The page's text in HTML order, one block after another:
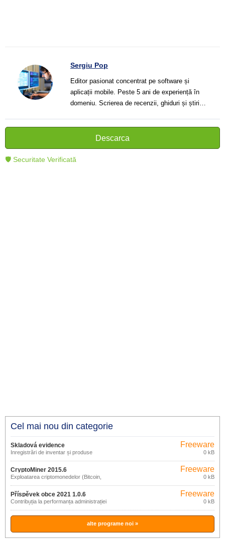
Sergiu Pop
Editor pasionat concentrat pe software și
aplicații mobile. Peste 5 ani de experiență în
domeniu. Scrierea de recenzii, ghiduri și știri.
cititorii să înțeleagă și să folosească mai bine
tehnologia modernă.
Descarca
🛡 Securitate Verificată
Cel mai nou din categorie
Skladová evidence
Înregistrări de inventar și produse
Freeware
0 kB
CryptoMiner 2015.6
Exploatarea criptomonedelor (Bitcoin,
Freeware
0 kB
Příspěvek obce 2021 1.0.6
Contribuția la performanța administrației
de stat în municipii
Freeware
0 kB
alte programe noi »